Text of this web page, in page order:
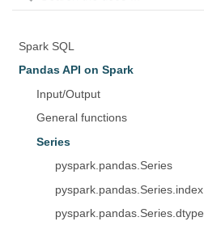
Spark SQL
Pandas API on Spark
Input/Output
General functions
Series
pyspark.pandas.Series
pyspark.pandas.Series.index
pyspark.pandas.Series.dtype